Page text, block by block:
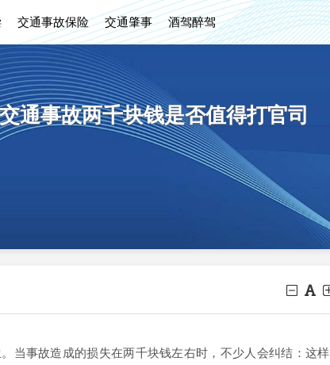
交通事故保险 交通肇事 酒驾醉驾
通事故两千块钱是否值得打官司
事故造成的损失在两千块钱左右时，不少人会纠结：这样